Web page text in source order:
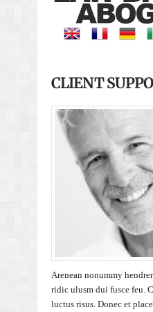
CLIENT
Arenean nonummy
ridic ulusm dui fusce feu.
luctus risus. Donec et